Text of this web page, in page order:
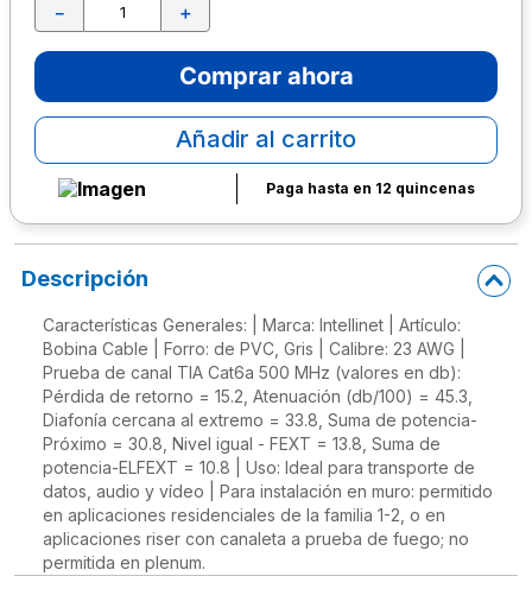
＋
－
Comprar ahora
Añadir al carrito
Paga hasta en 12 quincenas
Descripción
Características Generales: | Marca: Intellinet | Artículo:
Bobina Cable | Forro: de PVC, Gris | Calibre: 23 AWG |
Prueba de canal TIA Cat6a 500 MHz (valores en db):
Pérdida de retorno = 15.2, Atenuación (db/100) = 45.3,
Diafonía cercana al extremo = 33.8, Suma de potencia-
Próximo = 30.8, Nivel igual - FEXT = 13.8, Suma de
potencia-ELFEXT = 10.8 | Uso: Ideal para transporte de
datos, audio y vídeo | Para instalación en muro: permitido
en aplicaciones residenciales de la familia 1-2, o en
aplicaciones riser con canaleta a prueba de fuego; no
permitida en plenum.